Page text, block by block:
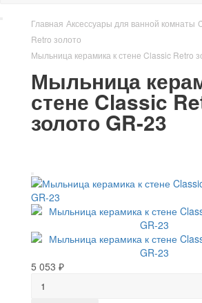
Главная Аксессуары для ванной комнаты
Retro золото
Мыльница керамика к стене Classic Retro
Мыльница
стене Classic
золото GR-23
5 053 ₽